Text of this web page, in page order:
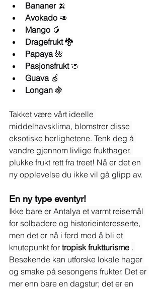
Bananer 🍌
Avokado 🥑
Mango 🥭
Dragefrukt 🐉
Papaya 🌺
Pasjonsfrukt 🍈
Guava 🍏
Longan 🍇
Takket være vårt ideelle
middelhavsklima, blomstrer disse
eksotiske herlighetene. Tenk deg å
vandre gjennom livlige frukthager,
plukke frukt rett fra treet! Nå er det en
ny opplevelse du ikke vil gå glipp av.
En ny type eventyr!
Ikke bare er Antalya et varmt reisemål
for solbadere og historieinteresserte,
men det er nå i ferd med å bli et
knutepunkt for tropisk fruktturisme .
Besøkende kan utforske lokale hager
og smake på sesongens frukter. Det er
mer enn bare en dagstur; det er en